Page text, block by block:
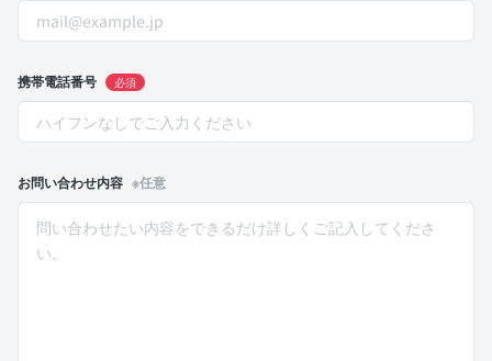
携帯電話番号 必須
お問い合わせ内容 ※任意